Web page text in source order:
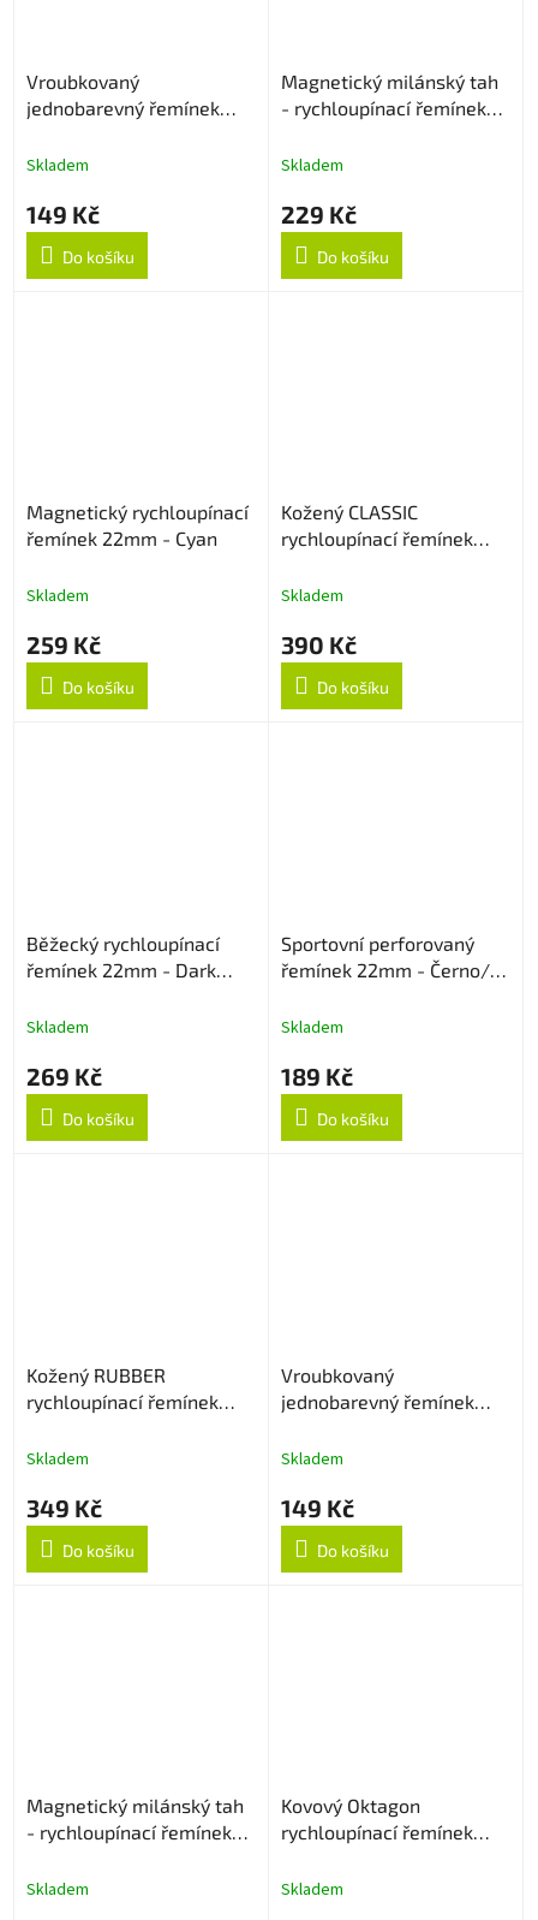
Vroubkovaný
jednobarevný řemínek
Skladem
149 Kč
Do košíku
Magnetický milánský tah
- rychloupínací řemínek
Skladem
229 Kč
Do košíku
Magnetický rychloupínací
řemínek 22mm - Cyan
Skladem
259 Kč
Do košíku
Kožený CLASSIC
rychloupínací řemínek
Skladem
390 Kč
Do košíku
Běžecký rychloupínací
řemínek 22mm - Dark
Skladem
269 Kč
Do košíku
Sportovní perforovaný
řemínek 22mm - Černo/
Skladem
189 Kč
Do košíku
Kožený RUBBER
rychloupínací řemínek
Skladem
349 Kč
Do košíku
Vroubkovaný
jednobarevný řemínek
Skladem
149 Kč
Do košíku
Magnetický milánský tah
- rychloupínací řemínek
Skladem
Kovový Oktagon
rychloupínací řemínek
Skladem